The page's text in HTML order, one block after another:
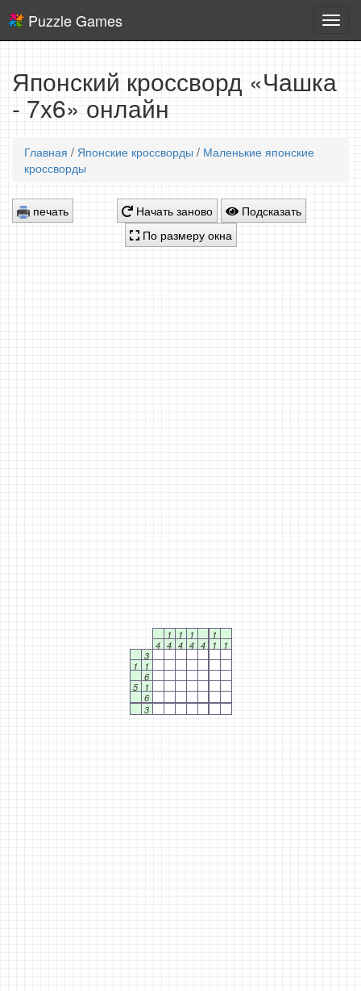
игры
Puzzle Games
Японский кроссворд «Чашка
- 7x6» онлайн
Главная / Японские кроссворды / Маленькие японские
кроссворды
печать Начать заново
Подсказать
По размеру окна
1 1 1
1
4 4 4 4 4 1
1
3
1
1
6
5
1
6
3